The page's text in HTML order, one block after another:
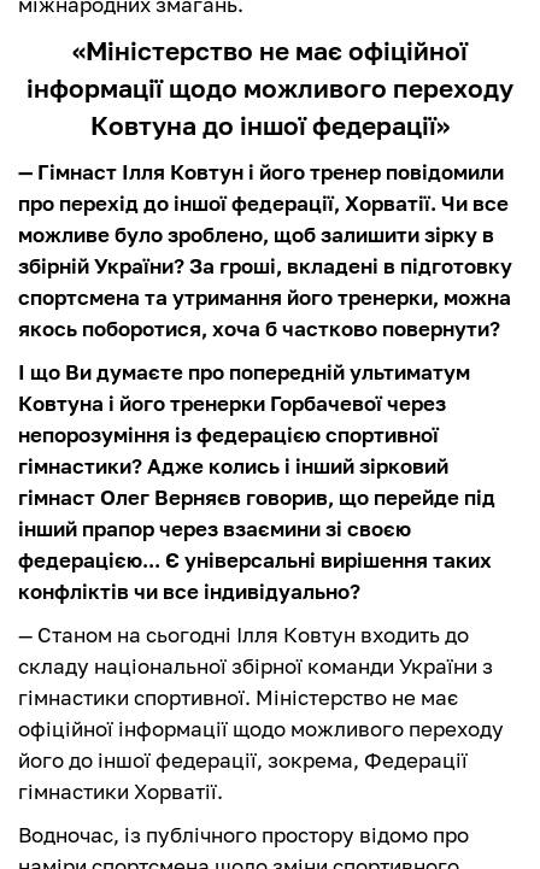
«Міністерство не має офіційної
інформації щодо можливого переходу
Ковтуна до іншої федерації»
— Гімнаст Ілля Ковтун і його тренер повідомили
про перехід до іншої федерації, Хорватії. Чи все
можливе було зроблено, щоб залишити зірку в
збірній України? За гроші, вкладені в підготовку
спортсмена та утримання його тренерки, можна
якось поборотися, хоча б частково повернути?
І що Ви думаєте про попередній ультиматум
Ковтуна і його тренерки Горбачевої через
непорозуміння із федерацією спортивної
гімнастики? Адже колись і інший зірковий
гімнаст Олег Верняєв говорив, що перейде під
інший прапор через взаємини зі своєю
федерацією... Є універсальні вирішення таких
конфліктів чи все індивідуально?
— Станом на сьогодні Ілля Ковтун входить до
складу національної збірної команди України з
гімнастики спортивної. Міністерство не має
офіційної інформації щодо можливого переходу
його до іншої федерації, зокрема, Федерації
гімнастики Хорватії.
Водночас, із публічного простору відомо про